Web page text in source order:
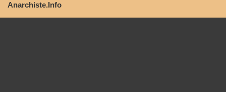
Anarchiste.Info